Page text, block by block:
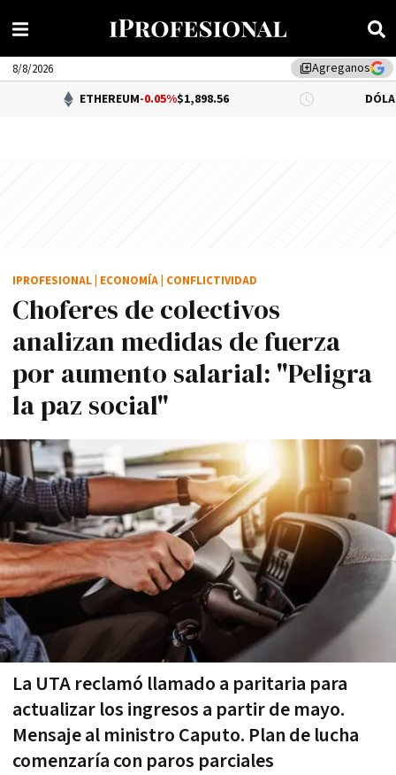
library_addAgreganos
8/8/2026
ETHEREUM-0.05%$1,898.56 DÓLAR BNA
Choferes de colectivos
analizan medidas de fuerza
por aumento salarial: "Peligra
la paz social"
La UTA reclamó llamado a paritaria para
actualizar los ingresos a partir de mayo.
Mensaje al ministro Caputo. Plan de lucha
comenzaría con paros parciales
IPROFESIONAL ECONOMÍA CONFLICTIVIDAD